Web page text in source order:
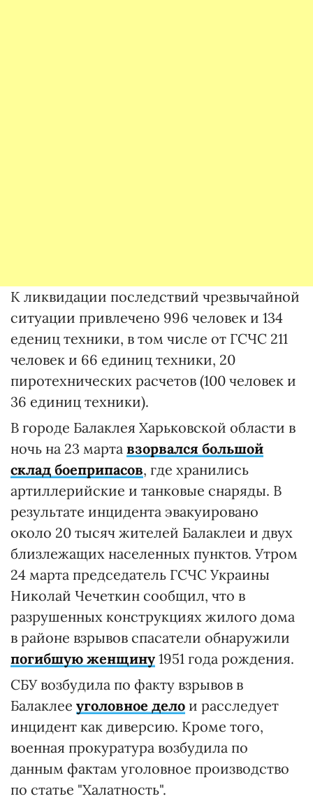
К ликвидации последствий чрезвычайной
ситуации привлечено 996 человек и 134
едениц техники, в том числе от ГСЧС 211
человек и 66 единиц техники, 20
пиротехнических расчетов (100 человек и
36 единиц техники).
В городе Балаклея Харьковской области в
ночь на 23 марта взорвался большой
склад боеприпасов, где хранились
артиллерийские и танковые снаряды. В
результате инцидента эвакуировано
около 20 тысяч жителей Балаклеи и двух
близлежащих населенных пунктов. Утром
24 марта председатель ГСЧС Украины
Николай Чечеткин сообщил, что в
разрушенных конструкциях жилого дома
в районе взрывов спасатели обнаружили
погибшую женщину 1951 года рождения.
СБУ возбудила по факту взрывов в
Балаклее уголовное дело и расследует
инцидент как диверсию. Кроме того,
военная прокуратура возбудила по
данным фактам уголовное производство
по статье "Халатность".